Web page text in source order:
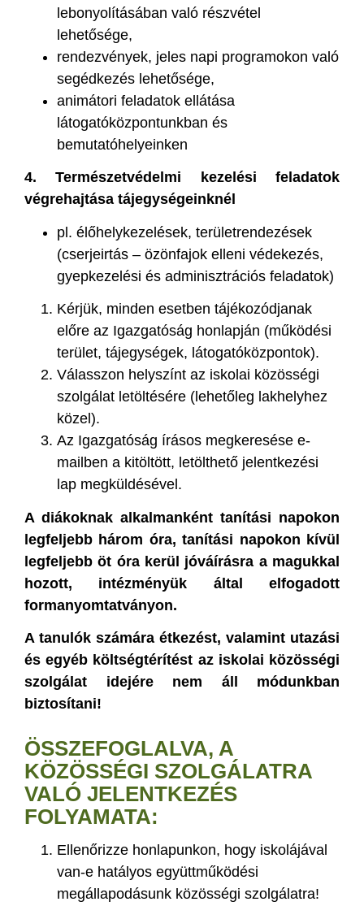
lebonyolításában való részvétel
lehetősége,
rendezvények, jeles napi programokon való
segédkezés lehetősége,
animátori feladatok ellátása
látogatóközpontunkban és
bemutatóhelyeinken
4. Természetvédelmi kezelési feladatok
végrehajtása tájegységeinknél
pl. élőhelykezelések, területrendezések
(cserjeirtás – özönfajok elleni védekezés,
gyepkezelési és adminisztrációs feladatok)
Kérjük, minden esetben tájékozódjanak
előre az Igazgatóság honlapján (működési
terület, tájegységek, látogatóközpontok).
Válasszon helyszínt az iskolai közösségi
szolgálat letöltésére (lehetőleg lakhelyhez
közel).
Az Igazgatóság írásos megkeresése e-
mailben a kitöltött, letölthető jelentkezési
lap megküldésével.
A diákoknak alkalmanként tanítási napokon
legfeljebb három óra, tanítási napokon kívül
legfeljebb öt óra kerül jóváírásra a magukkal
hozott, intézményük által elfogadott
formanyomtatványon.
A tanulók számára étkezést, valamint utazási
és egyéb költségtérítést az iskolai közösségi
szolgálat idejére nem áll módunkban
biztosítani!
ÖSSZEFOGLALVA, A
KÖZÖSSÉGI SZOLGÁLATRA
VALÓ JELENTKEZÉS
FOLYAMATA:
Ellenőrizze honlapunkon, hogy iskolájával
van-e hatályos együttműködési
megállapodásunk közösségi szolgálatra!